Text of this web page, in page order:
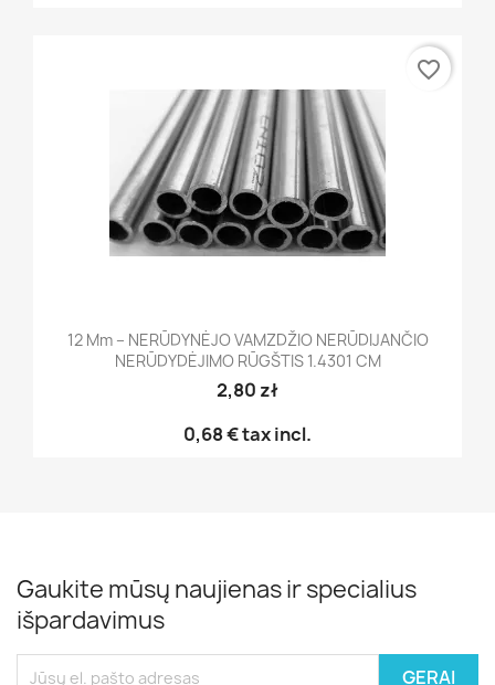
12 Mm – NERŪDYNĖJO VAMZDŽIO NERŪDIJANČIO
NERŪDYDĖJIMO RŪGŠTIS 1.4301 CM
2,80 zł
0,68 €tax incl.
favorite_border
Gaukite mūsų naujienas ir specialius
išpardavimus